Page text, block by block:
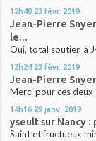
12h48 23 févr. 2019
Jean-Pierre
le...
Oui, total soutien à
12h24 23 févr. 2019
Jean-Pierre
Merci pour ces deux
14h16 29 janv. 2019
yseultsur Nancy
Saint et fructueux